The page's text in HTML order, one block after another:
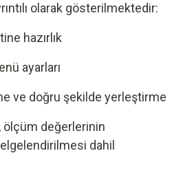
olarak gösterilmektedir:
hazırlık
ayarları
ve doğru şekilde yerleştirme
ölçüm değerlerinin
dahil